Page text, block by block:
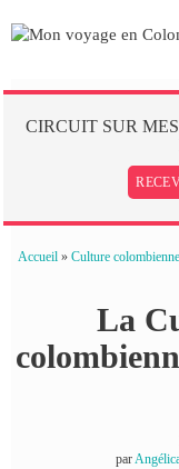
au
CIRCUIT SUR
Accueil » Culture colombienne
La
par